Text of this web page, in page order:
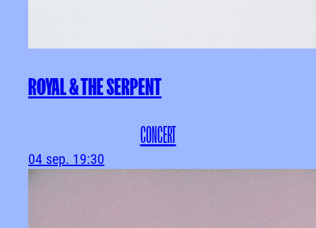
ROYAL & THE SERPENT
CONCERT
04 sep. 19:30